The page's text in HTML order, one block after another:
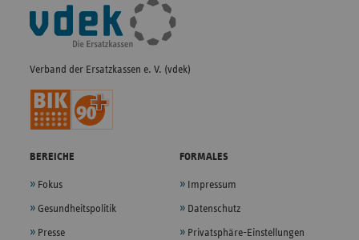
Fußleisten-
Navigation
Verband der Ersatzkassen e. V. (vdek)
BEREICHE
Fokus
Gesundheitspolitik
Presse
FORMALES
Impressum
Datenschutz
Privatsphäre-Einstellungen